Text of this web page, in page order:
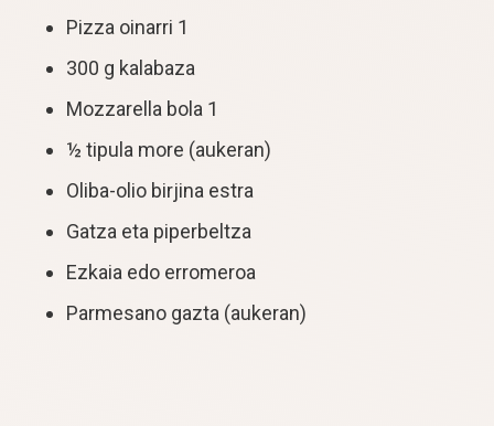
Pizza oinarri 1
300 g kalabaza
Mozzarella bola 1
½ tipula more (aukeran)
Oliba-olio birjina estra
Gatza eta piperbeltza
Ezkaia edo erromeroa
Parmesano gazta (aukeran)